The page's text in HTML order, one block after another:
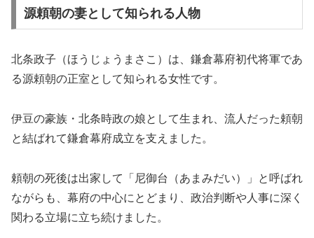
源頼朝の妻として知られる人物
北条政子（ほうじょうまさこ）は、鎌倉幕府初代将軍であ
る源頼朝の正室として知られる女性です。
伊豆の豪族・北条時政の娘として生まれ、流人だった頼朝
と結ばれて鎌倉幕府成立を支えました。
頼朝の死後は出家して「尼御台（あまみだい）」と呼ばれ
ながらも、幕府の中心にとどまり、政治判断や人事に深く
関わる立場に立ち続けました。